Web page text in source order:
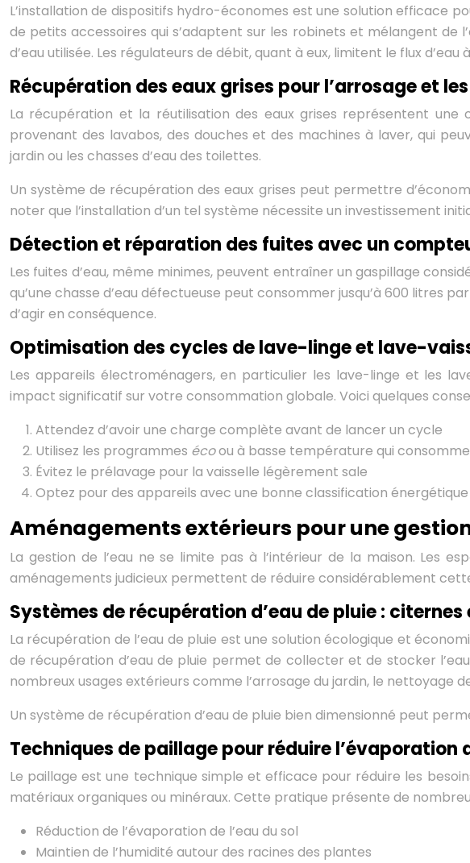
L’installation de dispositifs hydro-économes est une solution efficace
de petits accessoires qui s’adaptent sur les robinets et mélangent de
d’eau utilisée. Les régulateurs de débit, quant à eux, limitent le flux
Récupération des eaux grises pour l’arrosage et
La récupération et la réutilisation des eaux grises représentent une
provenant des lavabos, des douches et des machines à laver, qui
jardin ou les chasses d’eau des toilettes.
Un système de récupération des eaux grises peut permettre
noter que l’installation d’un tel système nécessite un investissement
Détection et réparation des fuites avec un
Les fuites d’eau, même minimes, peuvent entraîner un gaspillage
qu’une chasse d’eau défectueuse peut consommer jusqu’à 600 litres
d’agir en conséquence.
Optimisation des cycles de lave-linge et lave-
Les appareils électroménagers, en particulier les lave-linge et les
impact significatif sur votre consommation globale. Voici quelques
Attendez d’avoir une charge complète avant de lancer un cycle
Utilisez les programmes écoou à basse température qui
Évitez le prélavage pour la vaisselle légèrement sale
Optez pour des appareils avec une bonne classification
Aménagements extérieurs pour une
La gestion de l’eau ne se limite pas à l’intérieur de la maison. Les
aménagements judicieux permettent de réduire considérablement
Systèmes de récupération d’eau de pluie : citernes
La récupération de l’eau de pluie est une solution écologique et
de récupération d’eau de pluie permet de collecter et de stocker
nombreux usages extérieurs comme l’arrosage du jardin, le nettoyage
Un système de récupération d’eau de pluie bien dimensionné peut
Techniques de paillage pour réduire l’évaporation
Le paillage est une technique simple et efficace pour réduire les
matériaux organiques ou minéraux. Cette pratique présente de
Réduction de l’évaporation de l’eau du sol
Maintien de l’humidité autour des racines des plantes